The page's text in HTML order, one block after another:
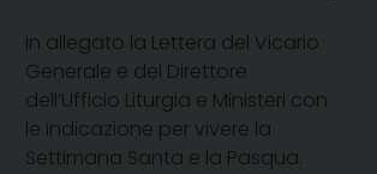
In allegato la Lettera del Vicario
Generale e del Direttore
dell’Ufficio Liturgia e Ministeri con
le indicazione per vivere la
Settimana Santa e la Pasqua.